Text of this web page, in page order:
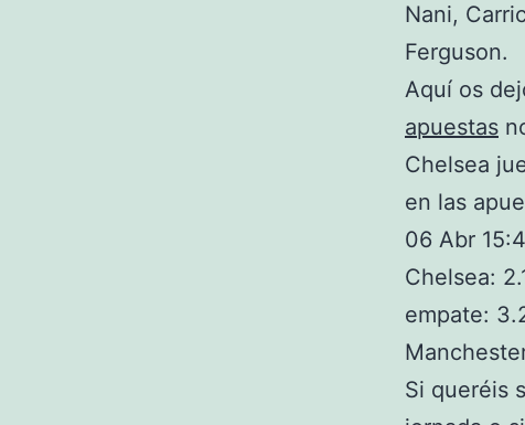
Nani,
Ferguson.
Aquí os
apuestas
Chelsea
en las
06 Abr
Chelsea:
empate:
Si queréis